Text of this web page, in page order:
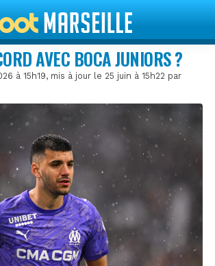
AVEC BOCA JUNIORS ?
à 15h19, mis à jour le 25 juin à 15h22 par